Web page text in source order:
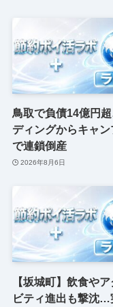
鳥取で負債14億円
ディングからキャン
で連鎖倒産
2026年8月6日
【坂城町】飲食や
ビティ進出も撃沈…